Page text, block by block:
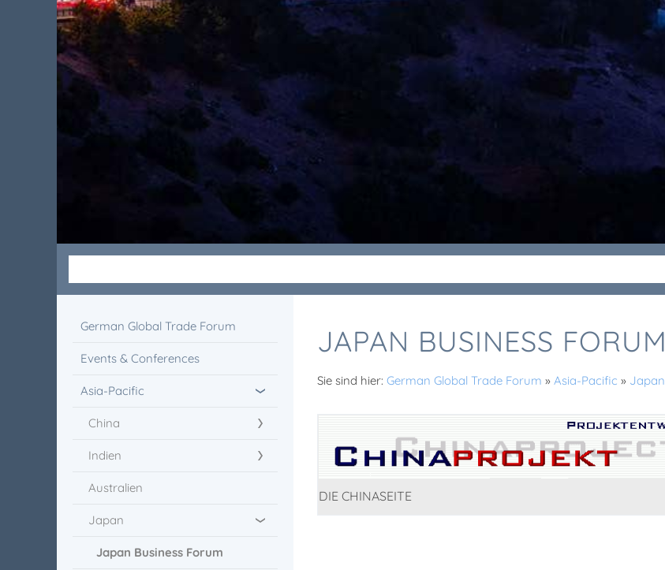
German Global Trade Forum
Events & Conferences
Asia-Pacific
China
Indien
Australien
Japan
Japan Business Forum
JAPAN BUSINESS FORUM
Sie sind hier: German Global Trade Forum » Asia-Pacific » Japan
DIE CHINASEITE